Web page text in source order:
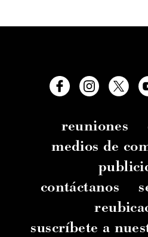
reuniones
medios de
contáctanos
suscríbete a